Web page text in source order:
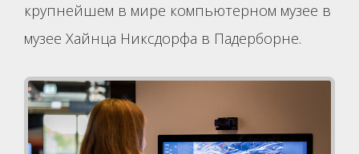
крупнейшем в мире компьютерном музее в
музее Хайнца Никсдорфа в Падерборне.